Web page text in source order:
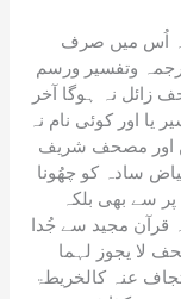
اُس میں صرف
وتفسیر ورسم
زائل نہ ہوگا آخر
اور کوئی نام نہ
اور مصحف شریف
کی بیاض سادہ کو چھُونا
سے بھی بلکہ
ہے اگرچہ قرآن مجید سے جُدا
لا یجوز لہما
عنہ کالخریطۃ